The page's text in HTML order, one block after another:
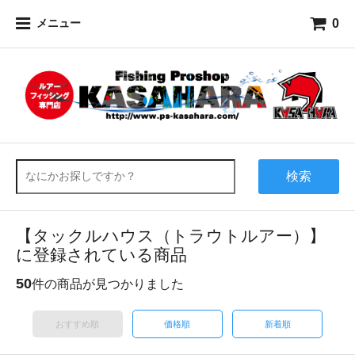
メニュー 0
検索
【タックルハウス（トラウトルアー）】
に登録されている商品
50件の商品が見つかりました
おすすめ順 価格順 新着順